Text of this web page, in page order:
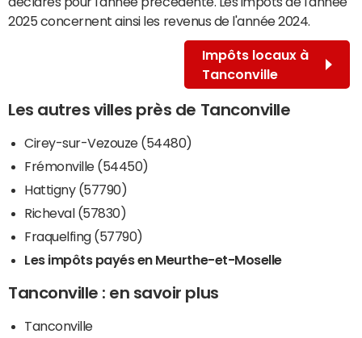
2025 concernent ainsi les revenus de l'année 2024.
Impôts locaux à
Tanconville
Les autres villes près de Tanconville
Cirey-sur-Vezouze (54480)
Frémonville (54450)
Hattigny (57790)
Richeval (57830)
Fraquelfing (57790)
Les impôts payés en Meurthe-et-Moselle
Tanconville : en savoir plus
Tanconville